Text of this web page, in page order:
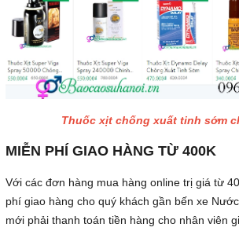
Thuốc xịt chống xuất tinh sớm
MIỄN PHÍ GIAO HÀNG TỪ 400K
Với các đơn hàng mua hàng online trị giá từ
phí giao hàng cho quý khách gần bến xe
mới phải thanh toán tiền hàng cho nhân viên